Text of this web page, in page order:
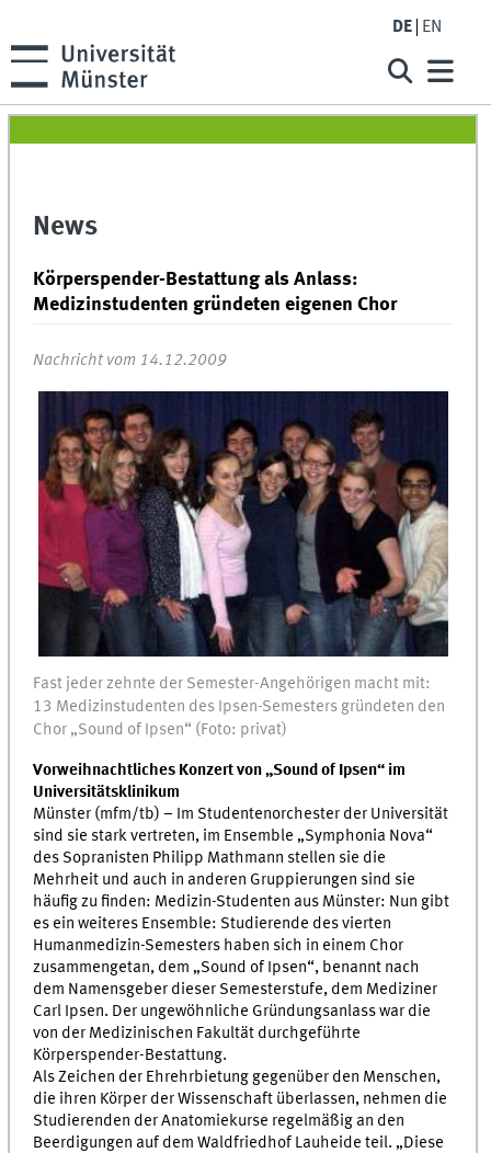
DE EN
News
Körperspender-Bestattung als Anlass:
Medizinstudenten gründeten eigenen Chor
Nachricht vom 14.12.2009
Fast jeder zehnte der Semester-Angehörigen macht mit:
13 Medizinstudenten des Ipsen-Semesters gründeten den
Chor „Sound of Ipsen“ (Foto: privat)
Vorweihnachtliches Konzert von „Sound of Ipsen“ im
Universitätsklinikum
Münster (mfm/tb) – Im Studentenorchester der Universität
sind sie stark vertreten, im Ensemble „Symphonia Nova“
des Sopranisten Philipp Mathmann stellen sie die
Mehrheit und auch in anderen Gruppierungen sind sie
häufig zu finden: Medizin-Studenten aus Münster: Nun gibt
es ein weiteres Ensemble: Studierende des vierten
Humanmedizin-Semesters haben sich in einem Chor
zusammengetan, dem „Sound of Ipsen“, benannt nach
dem Namensgeber dieser Semesterstufe, dem Mediziner
Carl Ipsen. Der ungewöhnliche Gründungsanlass war die
von der Medizinischen Fakultät durchgeführte
Körperspender-Bestattung.
Als Zeichen der Ehrehrbietung gegenüber den Menschen,
die ihren Körper der Wissenschaft überlassen, nehmen die
Studierenden der Anatomiekurse regelmäßig an den
Beerdigungen auf dem Waldfriedhof Lauheide teil. „Diese